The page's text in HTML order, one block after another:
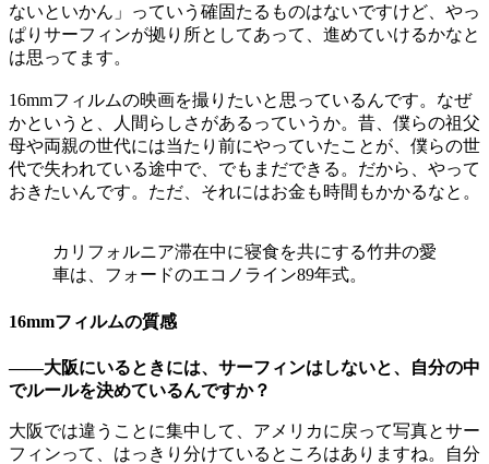
ないといかん」っていう確固たるものはないですけど、やっ
ぱりサーフィンが拠り所としてあって、進めていけるかなと
は思ってます。
16mmフィルムの映画を撮りたいと思っているんです。なぜ
かというと、人間らしさがあるっていうか。昔、僕らの祖父
母や両親の世代には当たり前にやっていたことが、僕らの世
代で失われている途中で、でもまだできる。だから、やって
おきたいんです。ただ、それにはお金も時間もかかるなと。
カリフォルニア滞在中に寝食を共にする竹井の愛
車は、フォードのエコノライン89年式。
16mmフィルムの質感
——大阪にいるときには、サーフィンはしないと、自分の中
でルールを決めているんですか？
大阪では違うことに集中して、アメリカに戻って写真とサー
フィンって、はっきり分けているところはありますね。自分